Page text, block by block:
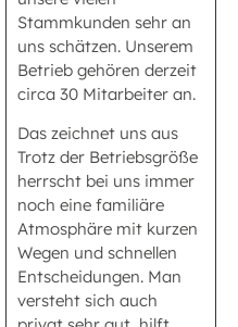
Stammkunden sehr an
uns schätzen. Unserem
Betrieb gehören derzeit
circa 30 Mitarbeiter an.
Das zeichnet uns aus
Trotz der Betriebsgröße
herrscht bei uns immer
noch eine familiäre
Atmosphäre mit kurzen
Wegen und schnellen
Entscheidungen. Man
versteht sich auch